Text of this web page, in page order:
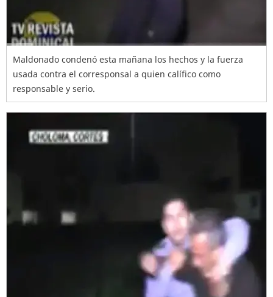
Maldonado condenó esta mañana los hechos y la fuerza
usada contra el corresponsal a quien calífico como
responsable y serio.